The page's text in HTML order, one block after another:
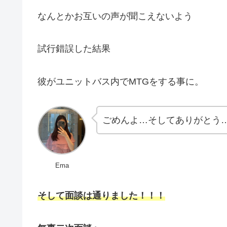
なんとかお互いの声が聞こえないよう
試行錯誤した結果
彼がユニットバス内でMTGをする事に。
Ema
ごめんよ…そしてありがとう
そして面談は通りました！！！